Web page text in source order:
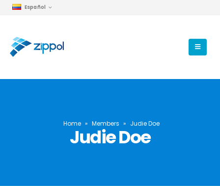
Español
Home » Members » Judie Doe
Judie Doe